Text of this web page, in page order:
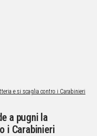
a pugni la
i Carabinieri